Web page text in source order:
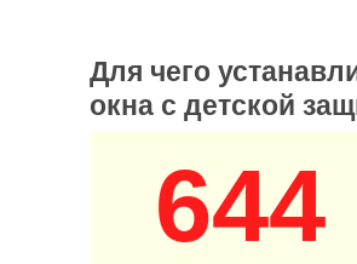
Для чего
окна с детской
644